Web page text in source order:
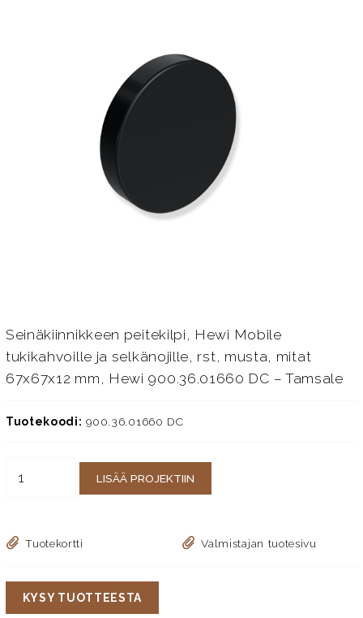
Seinäkiinnikkeen peitekilpi, Hewi Mobile
tukikahvoille ja selkänojille, rst, musta, mitat
67x67x12 mm, Hewi 900.36.01660 DC – Tamsale
Tuotekoodi: 900.36.01660 DC
LISÄÄ PROJEKTIIN
Tuotekortti Valmistajan tuotesivu
KYSY TUOTTEESTA